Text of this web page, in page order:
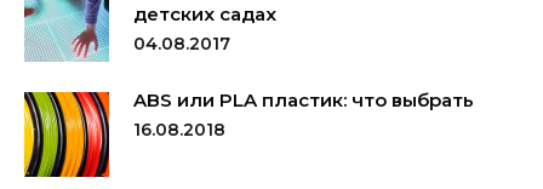
детских садах
04.08.2017
ABS или PLA пластик: что выбрать
16.08.2018